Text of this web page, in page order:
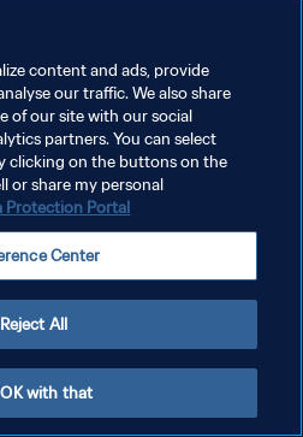
LES COOKIES
content and ads, provide
our traffic. We also share
of our site with our social
partners. You can select
clicking on the buttons on the
or share my personal
Protection Portal
Center
Reject All
with that